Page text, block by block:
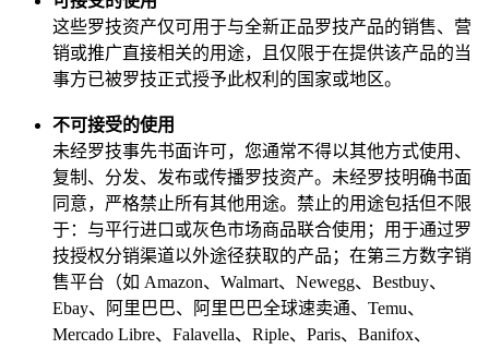
这些罗技资产仅可用于与全新正品罗技产品的销售、营
销或推广直接相关的用途，且仅限于在提供该产品的当
事方已被罗技正式授予此权利的国家或地区。
不可接受的使用
未经罗技事先书面许可，您通常不得以其他方式使用、
复制、分发、发布或传播罗技资产。未经罗技明确书面
同意，严格禁止所有其他用途。禁止的用途包括但不限
于：与平行进口或灰色市场商品联合使用；用于通过罗
技授权分销渠道以外途径获取的产品；在第三方数字销
售平台（如 Amazon、Walmart、Newegg、Bestbuy、
Ebay、阿里巴巴、阿里巴巴全球速卖通、Temu、
Mercado Libre、Falavella、Riple、Paris、Banifox、